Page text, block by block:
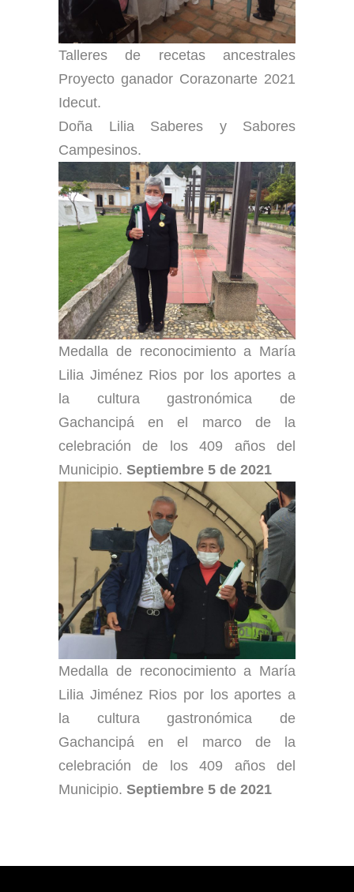
Talleres de recetas ancestrales
Proyecto ganador Corazonarte 2021
Idecut.
Doña Lilia Saberes y Sabores
Campesinos.
Medalla de reconocimiento a María
Lilia Jiménez Rios por los aportes a
la cultura gastronómica de
Gachancipá en el marco de la
celebración de los 409 años del
Municipio. Septiembre 5 de 2021
Medalla de reconocimiento a María
Lilia Jiménez Rios por los aportes a
la cultura gastronómica de
Gachancipá en el marco de la
celebración de los 409 años del
Municipio. Septiembre 5 de 2021